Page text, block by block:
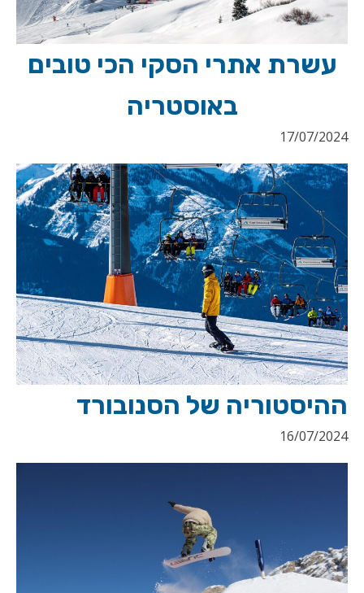
עשרת אתרי הסקי הכי טובים
באוסטריה
17/07/2024
ההיסטוריה של הסנובורד
16/07/2024